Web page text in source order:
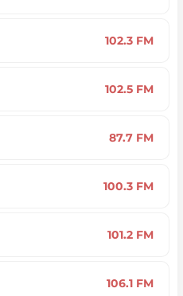
102.3 FM
102.5 FM
87.7 FM
100.3 FM
101.2 FM
106.1 FM